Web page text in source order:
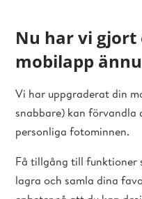
Nu har vi gjort
mobilapp
Vi har uppgraderat din
snabbare) kan
personliga fotominnen.
Få tillgång till funktioner
lagra och samla dina